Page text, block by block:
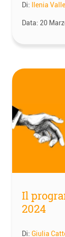
Di: Ilenia
Data: 20
Il
2024
Di: Giulia